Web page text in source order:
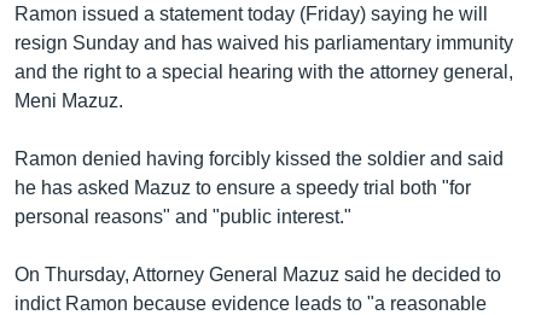
សម្ព័ន្ធ​
រំលង​
និង​
ចូល​
កាន់​
ទំព័រ​
ស្វែង​
Khmer English
បណ្តាញ​សង្គម
ភាសា
Ramon issued a statement today (Friday) saying he will
resign Sunday and has waived his parliamentary immunity
and the right to a special hearing with the attorney general,
Meni Mazuz.
Ramon denied having forcibly kissed the soldier and said
he has asked Mazuz to ensure a speedy trial both "for
personal reasons" and "public interest."
On Thursday, Attorney General Mazuz said he decided to
indict Ramon because evidence leads to "a reasonable